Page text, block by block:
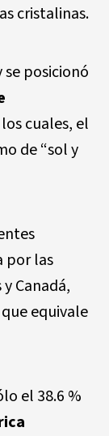
cristalinas.
posicionó
cuales, el
de “sol y
por las
Canadá,
equivale
el 38.6 %